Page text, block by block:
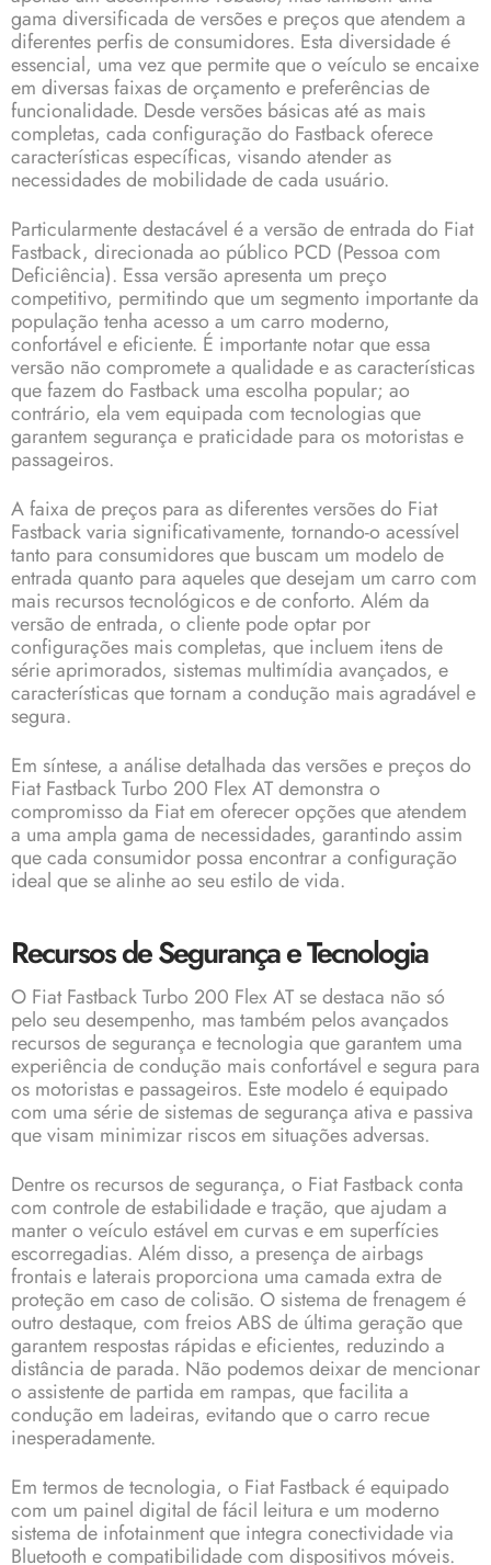
gama diversificada de versões e preços que atendem a
diferentes perfis de consumidores. Esta diversidade é
essencial, uma vez que permite que o veículo se encaixe
em diversas faixas de orçamento e preferências de
funcionalidade. Desde versões básicas até as mais
completas, cada configuração do Fastback oferece
características específicas, visando atender as
necessidades de mobilidade de cada usuário.
Particularmente destacável é a versão de entrada do Fiat
Fastback, direcionada ao público PCD (Pessoa com
Deficiência). Essa versão apresenta um preço
competitivo, permitindo que um segmento importante da
população tenha acesso a um carro moderno,
confortável e eficiente. É importante notar que essa
versão não compromete a qualidade e as características
que fazem do Fastback uma escolha popular; ao
contrário, ela vem equipada com tecnologias que
garantem segurança e praticidade para os motoristas e
passageiros.
A faixa de preços para as diferentes versões do Fiat
Fastback varia significativamente, tornando-o acessível
tanto para consumidores que buscam um modelo de
entrada quanto para aqueles que desejam um carro com
mais recursos tecnológicos e de conforto. Além da
versão de entrada, o cliente pode optar por
configurações mais completas, que incluem itens de
série aprimorados, sistemas multimídia avançados, e
características que tornam a condução mais agradável e
segura.
Em síntese, a análise detalhada das versões e preços do
Fiat Fastback Turbo 200 Flex AT demonstra o
compromisso da Fiat em oferecer opções que atendem
a uma ampla gama de necessidades, garantindo assim
que cada consumidor possa encontrar a configuração
ideal que se alinhe ao seu estilo de vida.
Recursos de Segurança e Tecnologia
O Fiat Fastback Turbo 200 Flex AT se destaca não só
pelo seu desempenho, mas também pelos avançados
recursos de segurança e tecnologia que garantem uma
experiência de condução mais confortável e segura para
os motoristas e passageiros. Este modelo é equipado
com uma série de sistemas de segurança ativa e passiva
que visam minimizar riscos em situações adversas.
Dentre os recursos de segurança, o Fiat Fastback conta
com controle de estabilidade e tração, que ajudam a
manter o veículo estável em curvas e em superfícies
escorregadias. Além disso, a presença de airbags
frontais e laterais proporciona uma camada extra de
proteção em caso de colisão. O sistema de frenagem é
outro destaque, com freios ABS de última geração que
garantem respostas rápidas e eficientes, reduzindo a
distância de parada. Não podemos deixar de mencionar
o assistente de partida em rampas, que facilita a
condução em ladeiras, evitando que o carro recue
inesperadamente.
Em termos de tecnologia, o Fiat Fastback é equipado
com um painel digital de fácil leitura e um moderno
sistema de infotainment que integra conectividade via
Bluetooth e compatibilidade com dispositivos móveis.